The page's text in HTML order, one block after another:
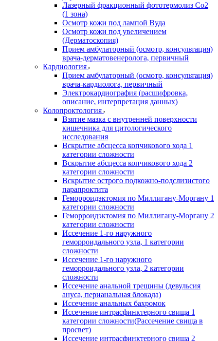
Лазерный фракционный фототермолиз Со2
(1 зона)
Осмотр кожи под лампой Вуда
Осмотр кожи под увеличением
(Дерматоскопия)
Прием амбулаторный (осмотр, консультация)
врача-дерматовенеролога, первичный
Кардиология
Прием амбулаторный (осмотр, консультация)
врача-кардиолога, первичный
Электрокардиография (расшифровка,
описание, интерпретация данных)
Колопроктология
Взятие мазка с внутренней поверхности
кишечника для цитологического
исследования
Вскрытие абсцесса копчикового хода 1
категории сложности
Вскрытие абсцесса копчикового хода 2
категории сложности
Вскрытие острого подкожно-подслизистого
парапроктита
Геморроидэктомия по Миллигану-Моргану 1
категории сложности
Геморроидэктомия по Миллигану-Моргану 2
категории сложности
Иссечение 1-го наружного
геморроидального узла, 1 категории
сложности
Иссечение 1-го наружного
геморроидального узла, 2 категории
сложности
Иссечение анальной трещины (девульсия
ануса, перианальная блокада)
Иссечение анальных бахромок
Иссечение интрасфинктерного свища 1
категории сложности(Рассечение свища в
просвет)
Иссечение интрасфинктерного свища 2